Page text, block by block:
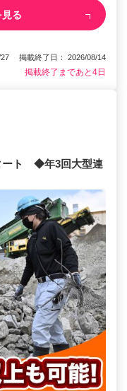
る
27 掲載終了日： 2026/08/14
掲載終了まであと4日
ート ◆年3回大型連